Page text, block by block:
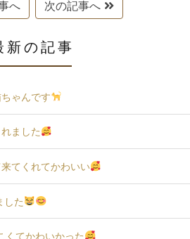
へ 次の記事へ
新の記事
ゃんです
ました
てくれてかわいい
した
くてかわいかった